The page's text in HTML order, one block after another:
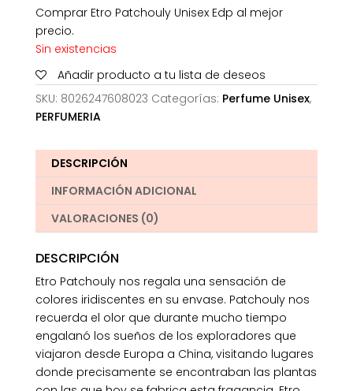
Comprar Etro Patchouly Unisex Edp al mejor
precio.
Sin existencias
Añadir producto a tu lista de deseos
SKU: 8026247608023 Categorías: Perfume Unisex,
PERFUMERIA
DESCRIPCIÓN
INFORMACIÓN ADICIONAL
VALORACIONES (0)
DESCRIPCIÓN
Etro Patchouly nos regala una sensación de
colores iridiscentes en su envase. Patchouly nos
recuerda el olor que durante mucho tiempo
engalanó los sueños de los exploradores que
viajaron desde Europa a China, visitando lugares
donde precisamente se encontraban las plantas